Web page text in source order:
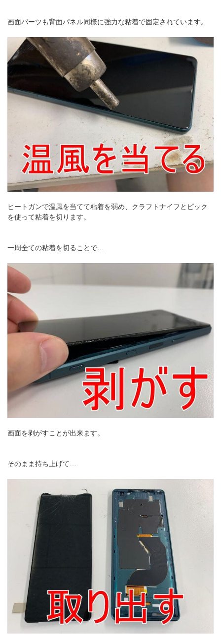
画面パーツも背面パネル同様に強力な粘着で固定されています。
ヒートガンで温風を当てて粘着を弱め、クラフトナイフとピック
を使って粘着を切ります。
一周全ての粘着を切ることで…
画面を剥がすことが出来ます。
そのまま持ち上げて…